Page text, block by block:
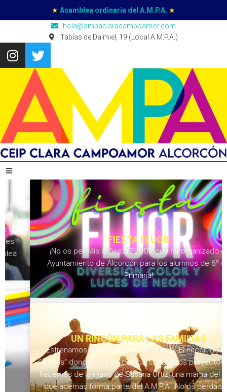
★ Asamblea ordinaria del A.M.P.A. ★
hola@ampaclaracampoamor.com
Tablas de Daimiel, 19 (Local A.M.P.A.)
FIESTA FLUOR
¡No os perdáis la fiesta FLUOR que ha organizado el
Ayuntamiento de Alcorcón para los alumnos de 6º de
Primaria!
UN RINCÓN PARA LAS FAMILIAS
Estrenamos nueva sección en la web “El rincón de las
familias” donde podréis compartir vuestros proyectos y lo
hacemos de la mano de Susana Ortiz, una mamá del cole
que además forma parte del A.M.P.A. ¡No os perdáis su